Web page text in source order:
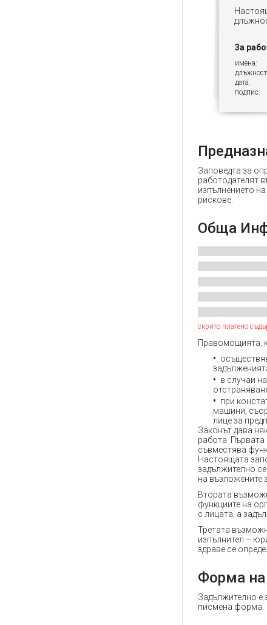
За
имена:
дата:
подпис:
Заповедта за
работодателят
изпълнението
рискове.
Обща
скрито платено
Правомощията,
в случаи
при
машини,
лице за
Законът дава
работа.
съвместява
Настоящата
задължително
на възложените
Втората
функциите на
с лицата, а
Третата
изпълнител –
здраве се
Форма
Задължително е
писмена форма.